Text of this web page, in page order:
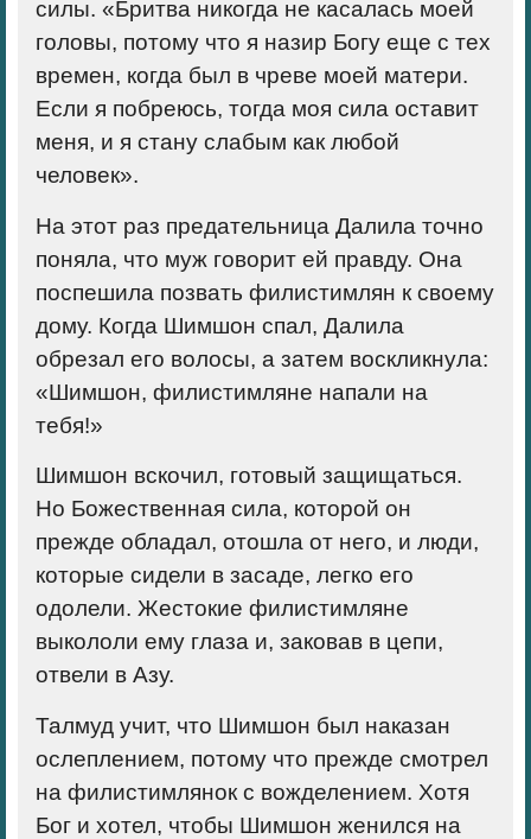
силы. «Бритва никогда не касалась моей
головы, потому что я назир Богу еще с тех
времен, когда был в чреве моей матери.
Если я побреюсь, тогда моя сила оставит
меня, и я стану слабым как любой
человек».
На этот раз предательница Далила точно
поняла, что муж говорит ей правду. Она
поспешила позвать филистимлян к своему
дому. Когда Шимшон спал, Далила
обрезал его волосы, а затем воскликнула:
«Шимшон, филистимляне напали на
тебя!»
Шимшон вскочил, готовый защищаться.
Но Божественная сила, которой он
прежде обладал, отошла от него, и люди,
которые сидели в засаде, легко его
одолели. Жестокие филистимляне
выкололи ему глаза и, заковав в цепи,
отвели в Азу.
Талмуд учит, что Шимшон был наказан
ослеплением, потому что прежде смотрел
на филистимлянок с вожделением. Хотя
Бог и хотел, чтобы Шимшон женился на